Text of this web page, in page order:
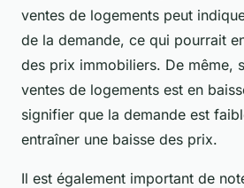
ventes de logements peut
de la demande, ce qui pourrait
des prix immobiliers. De même,
ventes de logements est en
signifier que la demande est
entraîner une baisse des prix.
Il est également important de